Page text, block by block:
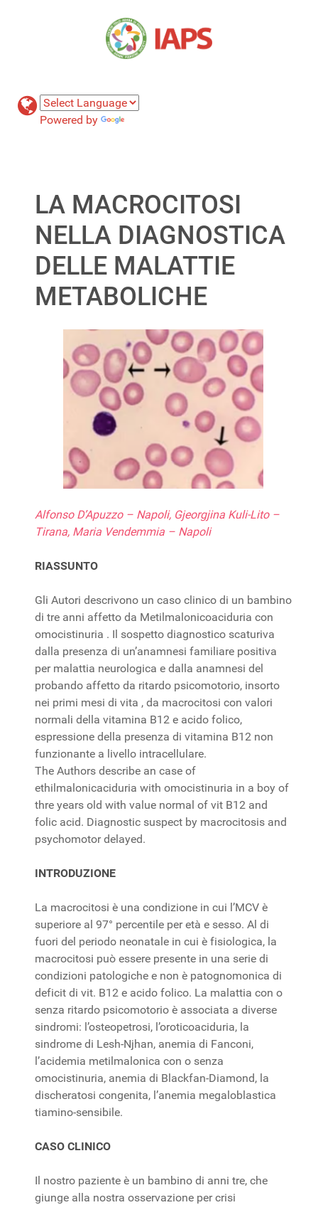
Powered by
LA MACROCITOSI
NELLA DIAGNOSTICA
DELLE MALATTIE
METABOLICHE
Alfonso D’Apuzzo – Napoli, Gjeorgjina Kuli-Lito –
Tirana, Maria Vendemmia – Napoli
RIASSUNTO
Gli Autori descrivono un caso clinico di un bambino
di tre anni affetto da Metilmalonicoaciduria con
omocistinuria . Il sospetto diagnostico scaturiva
dalla presenza di un’anamnesi familiare positiva
per malattia neurologica e dalla anamnesi del
probando affetto da ritardo psicomotorio, insorto
nei primi mesi di vita , da macrocitosi con valori
normali della vitamina B12 e acido folico,
espressione della presenza di vitamina B12 non
funzionante a livello intracellulare.
The Authors describe an case of
ethilmalonicaciduria with omocistinuria in a boy of
thre years old with value normal of vit B12 and
folic acid. Diagnostic suspect by macrocitosis and
psychomotor delayed.
INTRODUZIONE
La macrocitosi è una condizione in cui l’MCV è
superiore al 97° percentile per età e sesso. Al di
fuori del periodo neonatale in cui è fisiologica, la
macrocitosi può essere presente in una serie di
condizioni patologiche e non è patognomonica di
deficit di vit. B12 e acido folico. La malattia con o
senza ritardo psicomotorio è associata a diverse
sindromi: l’osteopetrosi, l’oroticoaciduria, la
sindrome di Lesh-Njhan, anemia di Fanconi,
l’acidemia metilmalonica con o senza
omocistinuria, anemia di Blackfan-Diamond, la
discheratosi congenita, l’anemia megaloblastica
tiamino-sensibile.
CASO CLINICO
Il nostro paziente è un bambino di anni tre, che
giunge alla nostra osservazione per crisi